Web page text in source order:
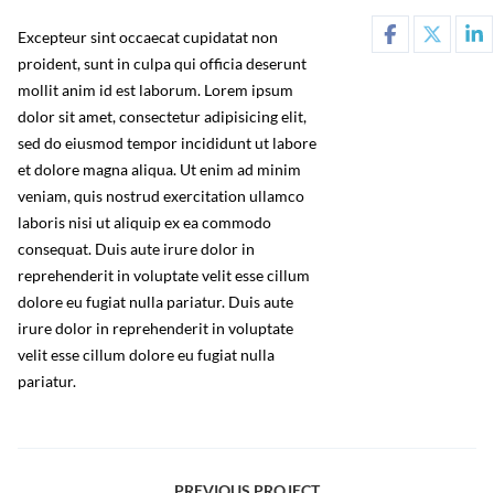
Excepteur sint occaecat cupidatat non
proident, sunt in culpa qui officia deserunt
mollit anim id est laborum. Lorem ipsum
dolor sit amet, consectetur adipisicing elit,
sed do eiusmod tempor incididunt ut labore
et dolore magna aliqua. Ut enim ad minim
veniam, quis nostrud exercitation ullamco
laboris nisi ut aliquip ex ea commodo
consequat. Duis aute irure dolor in
reprehenderit in voluptate velit esse cillum
dolore eu fugiat nulla pariatur. Duis aute
irure dolor in reprehenderit in voluptate
velit esse cillum dolore eu fugiat nulla
pariatur.